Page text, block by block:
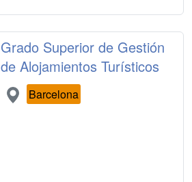
Grado Superior de Gestión
de Alojamientos Turísticos
Barcelona